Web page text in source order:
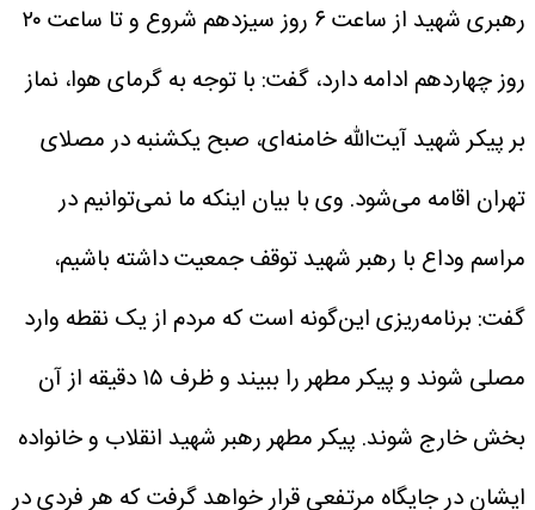
رهبری شهید از ساعت ۶ روز سیزدهم شروع و تا ساعت ۲۰
روز چهاردهم ادامه دارد، گفت: با توجه به گرمای هوا، نماز
بر پیکر شهید آیت‌الله خامنه‌ای، صبح یکشنبه در مصلای
تهران اقامه می‌شود. وی با بیان اینکه ما نمی‌توانیم در
مراسم وداع با رهبر شهید توقف جمعیت داشته باشیم،
گفت: برنامه‌ریزی این‌گونه است که مردم از یک نقطه وارد
مصلی شوند و پیکر مطهر را ببیند و ظرف ۱۵ دقیقه از آن
بخش خارج شوند. پیکر مطهر رهبر شهید انقلاب و خانواده
ایشان در جایگاه مرتفعی قرار خواهد گرفت که هر فردی در